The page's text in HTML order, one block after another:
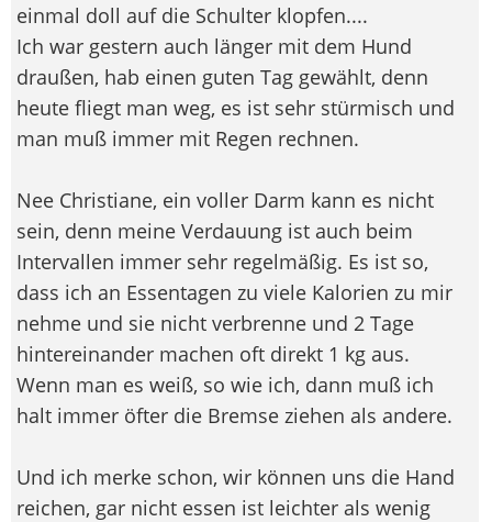
einmal doll auf die Schulter klopfen....
Ich war gestern auch länger mit dem Hund
draußen, hab einen guten Tag gewählt, denn
heute fliegt man weg, es ist sehr stürmisch und
man muß immer mit Regen rechnen.
Nee Christiane, ein voller Darm kann es nicht
sein, denn meine Verdauung ist auch beim
Intervallen immer sehr regelmäßig. Es ist so,
dass ich an Essentagen zu viele Kalorien zu mir
nehme und sie nicht verbrenne und 2 Tage
hintereinander machen oft direkt 1 kg aus.
Wenn man es weiß, so wie ich, dann muß ich
halt immer öfter die Bremse ziehen als andere.
Und ich merke schon, wir können uns die Hand
reichen, gar nicht essen ist leichter als wenig